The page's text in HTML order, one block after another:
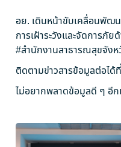
อย. เดินหน้าขับเคลื่อนพัฒ
การเฝ้าระวังและจัดการ
#สำนักงานสาธารณสุขจังห
ติดตามข่าวสารข้อมูลต่อไ
ไม่อยากพลาดข้อมูลดี ๆ อีก